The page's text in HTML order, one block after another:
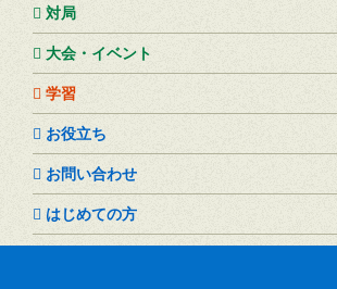
対局
大会・イベント
学習
お役立ち
お問い合わせ
はじめての方